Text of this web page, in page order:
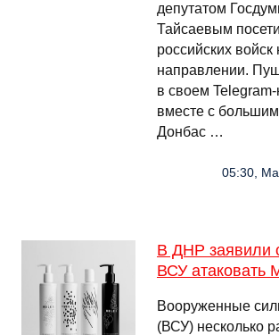
депутатом
Тайсаевым
российских
направлении.
в своем Telegram-
вместе с
Донбас …
05:30,
В ДНР заявили
ВСУ атаковать
Вооруженные
(ВСУ) несколько